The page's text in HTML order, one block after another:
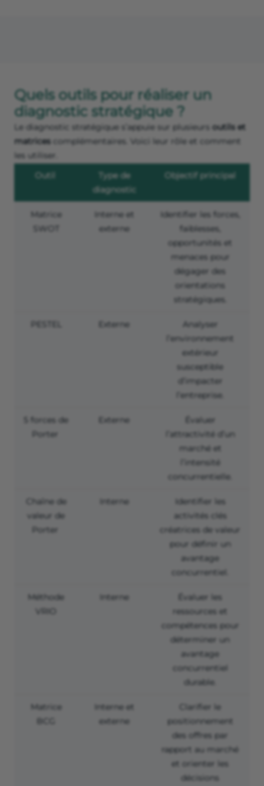
Quels outils pour réaliser un
diagnostic stratégique ?
Le diagnostic stratégique s’appuie sur plusieurs outils et
matrices complémentaires. Voici leur rôle et comment
les utiliser.
Outil
Type de
diagnostic
Objectif principal
Matrice
SWOT
Interne et
externe
Identifier les forces,
faiblesses,
opportunités et
menaces pour
dégager des
orientations
stratégiques.
Externe
Analyser
l’environnement
extérieur
susceptible
d’impacter
l’entreprise.
5 forces de
Porter
Externe
Évaluer
l’attractivité d’un
marché et
l’intensité
concurrentielle.
Chaîne de
valeur de
Porter
Interne
Identifier les
activités clés
créatrices de valeur
pour définir un
avantage
concurrentiel.
Méthode
VRIO
Interne
Évaluer les
ressources et
compétences pour
déterminer un
avantage
concurrentiel
durable.
Matrice
BCG
Interne et
externe
Clarifier le
positionnement
des offres par
rapport au marché
et orienter les
décisions